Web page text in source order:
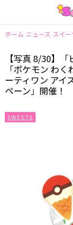
ホーム ニュース スイー
【写真 8/30】
「ポケモン わ
ーティワン アイ
ペーン」開催！
SWEETS